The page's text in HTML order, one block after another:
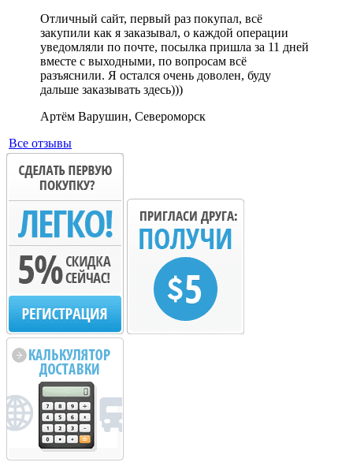
Отличный сайт, первый раз покупал, всё
закупили как я заказывал, о каждой операции
уведомляли по почте, посылка пришла за 11 дней
вместе с выходными, по вопросам всё
разъяснили. Я остался очень доволен, буду
дальше заказывать здесь)))
Артём Варушин, Североморск
Все отзывы